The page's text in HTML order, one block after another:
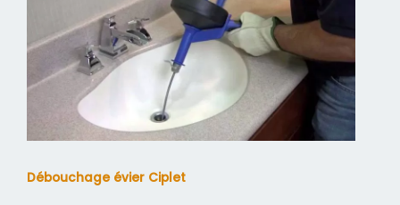
Débouchage évier Ciplet